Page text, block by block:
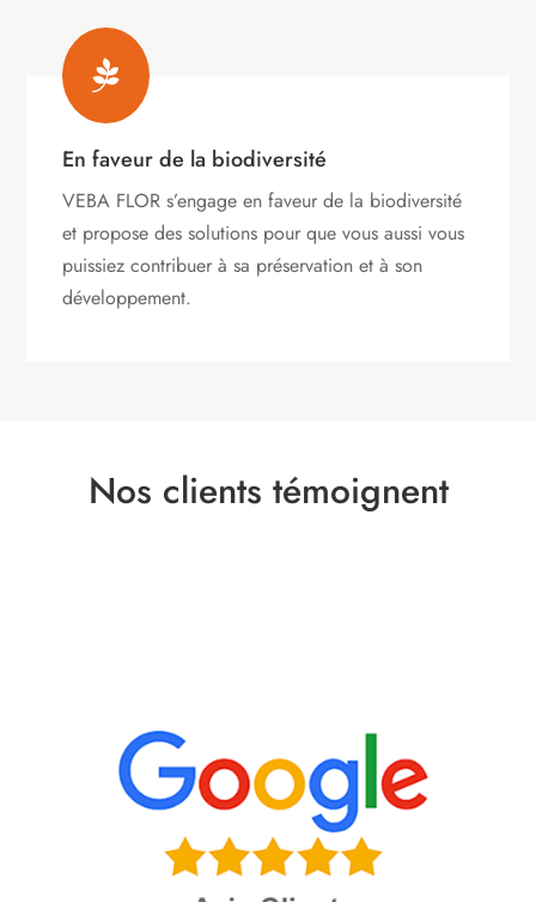

En faveur de la biodiversité
VEBA FLOR s’engageen faveur de la biodiversité
et propose des solutions pour que vous aussi vous
puissiez contribuer à sa préservation et à son
développement.
Nos clients témoignent